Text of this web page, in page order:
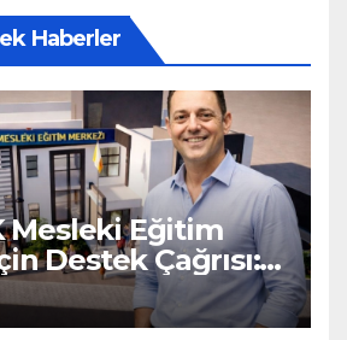
Haberler
Mesleki Eğitim
Destek Çağrısı:
Açılan Kapıyı